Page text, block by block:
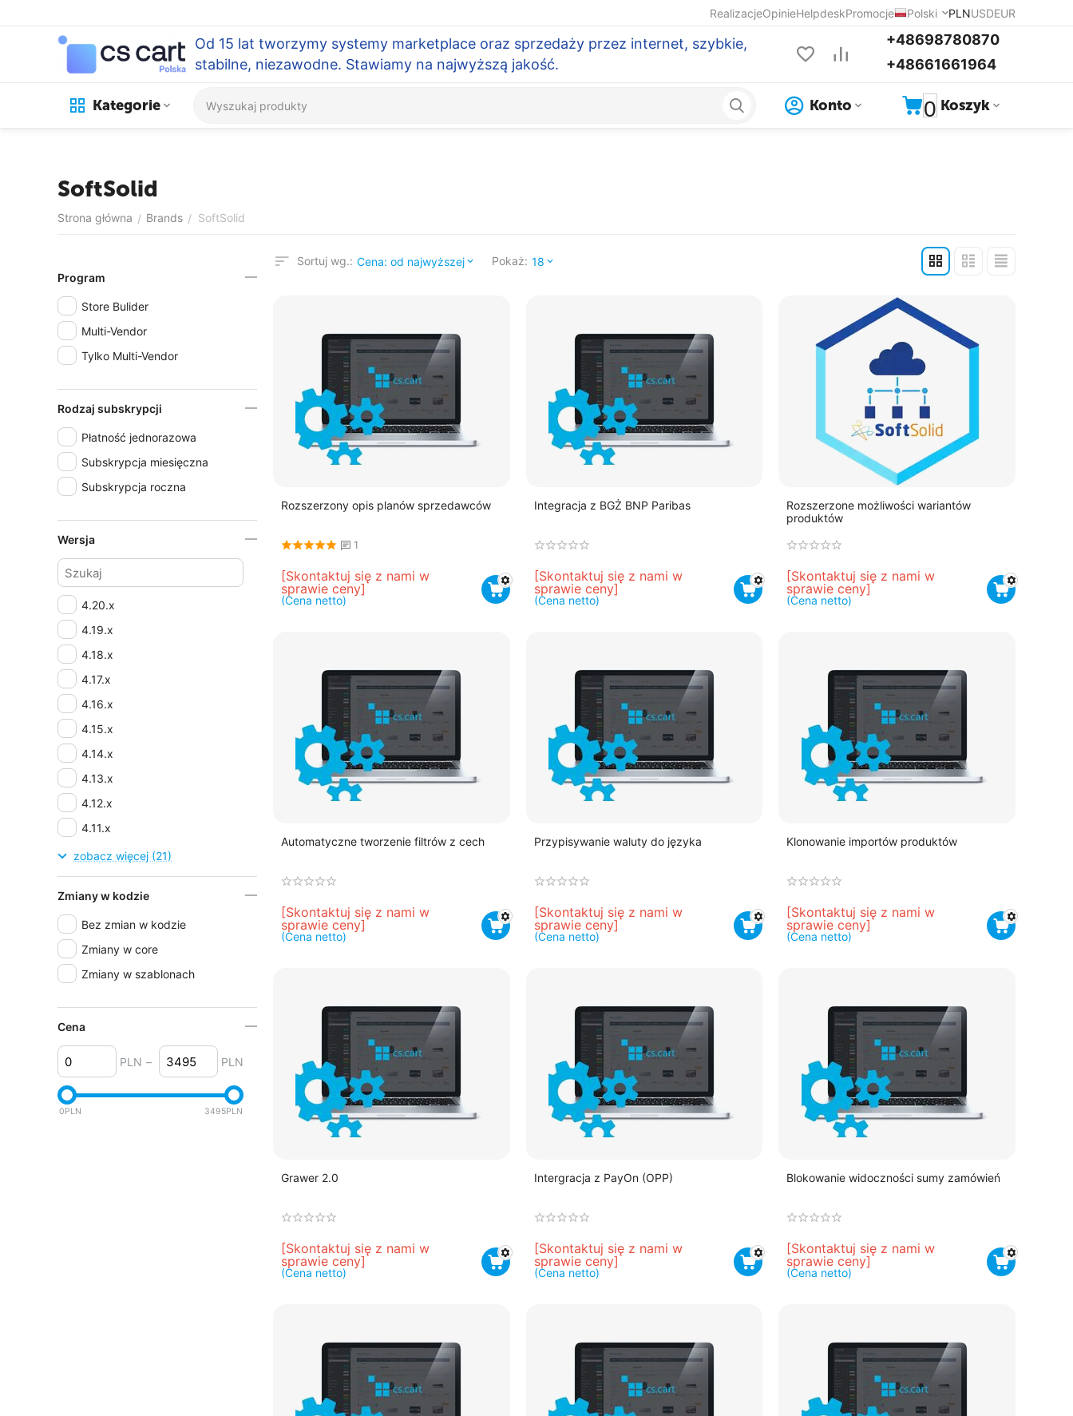
RealizacjeOpinieHelpdeskPromocje Polski PLNUSDEUR
Od 15 lat tworzymy systemy marketplace oraz sprzedaży przez internet, szybkie,
stabilne, niezawodne. Stawiamy na najwyższą jakość.
+48698780870
+48661661964
Kategorie 0 Koszyk
Konto
SoftSolid
Strona główna / Brands / SoftSolid
Sortuj wg.: Cena: od najwyższej Pokaż: 18
Rozszerzony opis planów sprzedawców
1
[Skontaktuj się z nami w
sprawie ceny]
(Cena netto)
Integracja z BGŻ BNP Paribas
[Skontaktuj się z nami w
sprawie ceny]
(Cena netto)
Rozszerzone możliwości wariantów
produktów
[Skontaktuj się z nami w
sprawie ceny]
(Cena netto)
Automatyczne tworzenie filtrów z cech
[Skontaktuj się z nami w
sprawie ceny]
(Cena netto)
Przypisywanie waluty do języka
[Skontaktuj się z nami w
sprawie ceny]
(Cena netto)
Klonowanie importów produktów
[Skontaktuj się z nami w
sprawie ceny]
(Cena netto)
Grawer 2.0
[Skontaktuj się z nami w
sprawie ceny]
(Cena netto)
Intergracja z PayOn (OPP)
[Skontaktuj się z nami w
sprawie ceny]
(Cena netto)
Blokowanie widoczności sumy zamówień
[Skontaktuj się z nami w
sprawie ceny]
(Cena netto)
Program
Store Bulider
Multi-Vendor
Tylko Multi-Vendor
Rodzaj subskrypcji
Płatność jednorazowa
Subskrypcja miesięczna
Subskrypcja roczna
Wersja
4.20.x
4.19.x
4.18.x
4.17.x
4.16.x
4.15.x
4.14.x
4.13.x
4.12.x
4.11.x
4.10.x
4.9.x
4.8.x
4.7.x
4.6.x
4.5.x
4.3.x
4.2.x
4.1.x
4.0.x
zobacz więcej (21)
Zmiany w kodzie
Bez zmian w kodzie
Zmiany w core
Zmiany w szablonach
Cena
PLN – PLN
0PLN 3495PLN